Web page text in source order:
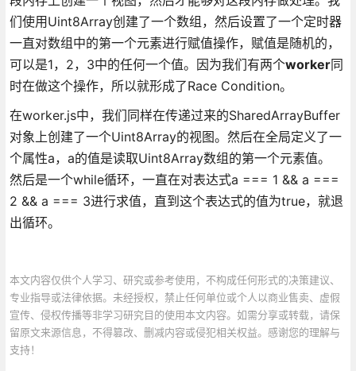
们使用Uint8Array创建了一个数组，然后设置了一个定时器
一直对数组中的第一个元素进行赋值操作，赋值是随机的，
可以是1，2，3中的任何一个值。因为我们有两个worker同
时在做这个操作，所以就形成了Race Condition。
在worker.js中，我们同样在传递过来的SharedArrayBuffer
对象上创建了一个Uint8Array的视图。然后在全局定义了一
个属性a，a的值是读取Uint8Array数组的第一个元素值。
然后是一个while循环，一直在对表达式a === 1 && a ===
2 && a === 3进行求值，直到这个表达式的值为true，就退
出循环。
本文内容仅供个人学习、研究或参考使用，不构成任何形式的决策建议、
专业指导或法律依据。未经授权，禁止任何单位或个人以商业售卖、虚假
宣传、侵权传播等非学习研究目的使用本文内容。如需分享或转载，请保
留原文来源信息，不得篡改、删减内容或侵犯相关权益。感谢您的理解与
支持！